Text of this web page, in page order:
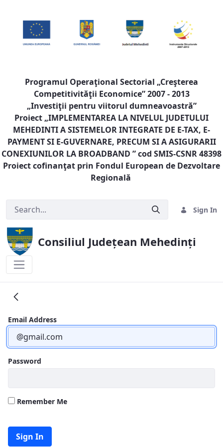
Programul Operaţional Sectorial „Creşterea
Competitivităţii Economice” 2007 - 2013
„Investiţii pentru viitorul dumneavoastră”
Proiect „IMPLEMENTAREA LA NIVELUL JUDETULUI
MEHEDINTI A SISTEMELOR INTEGRATE DE E-TAX, E-
PAYMENT SI E-GUVERNARE, PRECUM SI A ASIGURARII
CONEXIUNILOR LA BROADBAND ” cod SMIS-CSNR 48398
Proiect cofinanţat prin Fondul European de Dezvoltare
Regională
Sign In
Consiliul Județean Mehedinți
Email Address
Password
Remember Me
Sign In